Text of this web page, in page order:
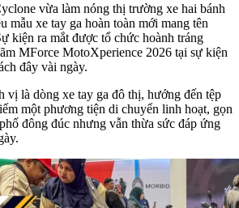
vừa làm nóng thị trường xe hai bánh
mẫu xe tay ga hoàn toàn mới mang tên
kiện ra mắt được tổ chức hoành tráng
MForce MotoXperience 2026 tại sự kiện
đây vài ngày.
vị là dòng xe tay ga đô thị, hướng đến tệp
một phương tiện di chuyển linh hoạt, gọn
đông đúc nhưng vẫn thừa sức đáp ứng